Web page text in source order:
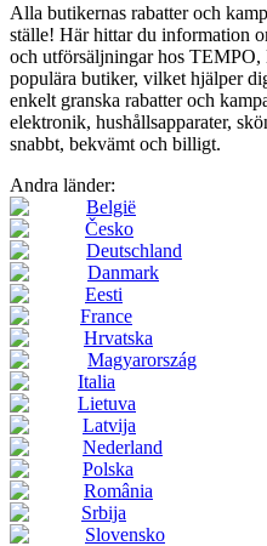
Alla butikernas rabatter och
ställe! Här hittar du information
och utförsäljningar hos
populära butiker, vilket hjälper
enkelt granska rabatter och
elektronik, hushållsapparater,
snabbt, bekvämt och billigt.
Andra länder:
België
Česko
Deutschland
Danmark
Eesti
France
Hrvatska
Magyarország
Italia
Lietuva
Latvija
Nederland
Polska
România
Srbija
Slovensko